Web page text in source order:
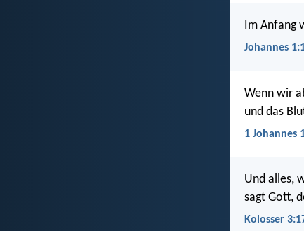
Im Anfang
Johannes
Wenn wir
und das
1 Johannes
Und alles,
sagt Gott,
Kolosser